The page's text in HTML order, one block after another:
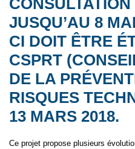
JUSQU’AU 8
CI DOIT ÊTRE
CSPRT
DE LA
RISQUES
13 MARS 2018.
Ce projet propose plusieurs